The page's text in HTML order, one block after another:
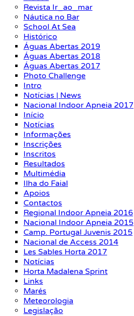
Revista Ir_ao_mar
Náutica no Bar
School At Sea
Histórico
Águas Abertas 2019
Águas Abertas 2018
Águas Abertas 2017
Photo Challenge
Intro
Notícias | News
Nacional Indoor Apneia 2017
Início
Notícias
Informações
Inscrições
Inscritos
Resultados
Multimédia
Ilha do Faial
Apoios
Contactos
Regional Indoor Apneia 2016
Nacional Indoor Apneia 2015
Camp. Portugal Juvenis 2015
Nacional de Access 2014
Les Sables Horta 2017
Notícias
Horta Madalena Sprint
Links
Marés
Meteorologia
Legislação